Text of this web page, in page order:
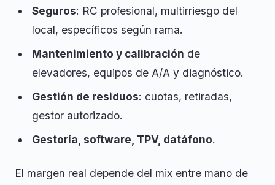
Seguros: RC profesional, multirriesgo del
local, específicos según rama.
Mantenimiento y calibración de
elevadores, equipos de A/A y diagnóstico.
Gestión de residuos: cuotas, retiradas,
gestor autorizado.
Gestoría, software, TPV, datáfono.
El margen real depende del mix entre mano de